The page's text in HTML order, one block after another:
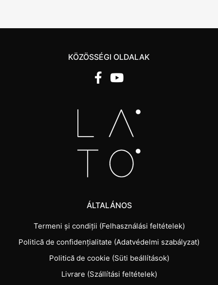
KÖZÖSSÉGI OLDALAK
ÁLTALÁNOS
Termeni și condiții (Felhasználási feltételek)
Politică de confidențialitate (Adatvédelmi szabályzat)
Politică de cookie (Süti beállítások)
Livrare (Szállítási feltételek)